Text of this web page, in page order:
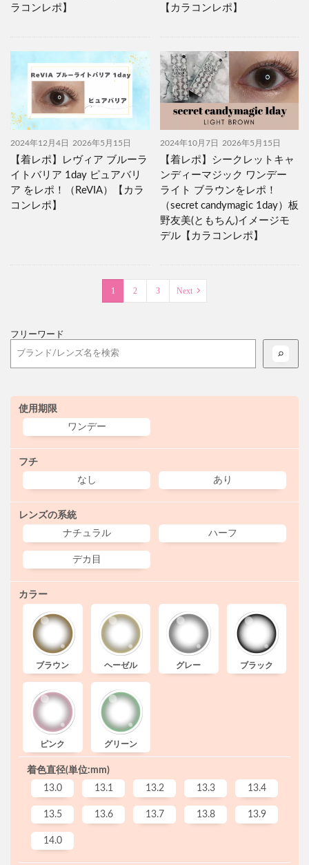
ラコンレポ】
【カラコンレポ】
2024年12月4日 2026年5月15日
【着レポ】レヴィア ブルーラ
イトバリア 1day ピュアバリ
ア をレポ！（ReVIA）【カラ
コンレポ】
2024年10月7日 2026年5月15日
【着レポ】シークレットキャ
ンディーマジック ワンデー
ライト ブラウンをレポ！
（secret candymagic 1day）板
野友美(ともちん)イメージモ
デル【カラコンレポ】
1 2 3 Next
フリーワード
使用期限
ワンデー
フチ
なし
あり
レンズの系統
ナチュラル
ハーフ
デカ目
カラー
ブラウン ヘーゼル グレー ブラック
ピンク グリーン
着色直径(単位:mm)
13.0
13.1 13.2 13.3 13.4
13.5 13.6 13.7 13.8 13.9
14.0